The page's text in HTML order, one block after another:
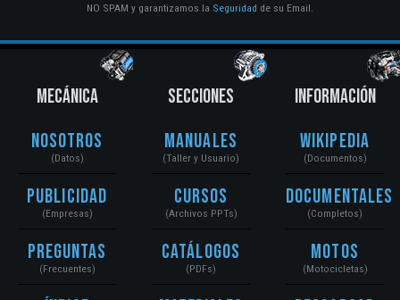
NO SPAM y garantizamos la Seguridad de su Email.
MECÁNICA
Nosotros
(Datos)
Publicidad
(Empresas)
Preguntas
(Frecuentes)
SECCIONES
Manuales
(Taller y Usuario)
Cursos
(Archivos PPTs)
Catálogos
(PDFs)
INFORMACIÓN
Wikipedia
(Documentos)
Documentales
(Completos)
Motos
(Motocicletas)